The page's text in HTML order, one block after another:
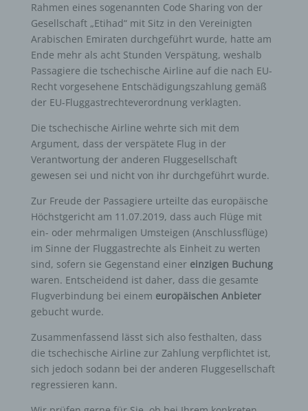
Rahmen eines sogenannten Code Sharing von der
Gesellschaft „Etihad“ mit Sitz in den Vereinigten
Arabischen Emiraten durchgeführt wurde, hatte am
Ende mehr als acht Stunden Verspätung, weshalb
Passagiere die tschechische Airline auf die nach EU-
Recht vorgesehene Entschädigungszahlung gemäß
der EU-Fluggastrechteverordnung verklagten.
Die tschechische Airline wehrte sich mit dem
Argument, dass der verspätete Flug in der
Verantwortung der anderen Fluggesellschaft
gewesen sei und nicht von ihr durchgeführt wurde.
Zur Freude der Passagiere urteilte das europäische
Höchstgericht am 11.07.2019, dass auch Flüge mit
ein- oder mehrmaligen Umsteigen (Anschlussflüge)
im Sinne der Fluggastrechte als Einheit zu werten
sind, sofern sie Gegenstand einer einzigen Buchung
waren. Entscheidend ist daher, dass die gesamte
Flugverbindung bei einem europäischen Anbieter
gebucht wurde.
Zusammenfassend lässt sich also festhalten, dass
die tschechische Airline zur Zahlung verpflichtet ist,
sich jedoch sodann bei der anderen Fluggesellschaft
regressieren kann.